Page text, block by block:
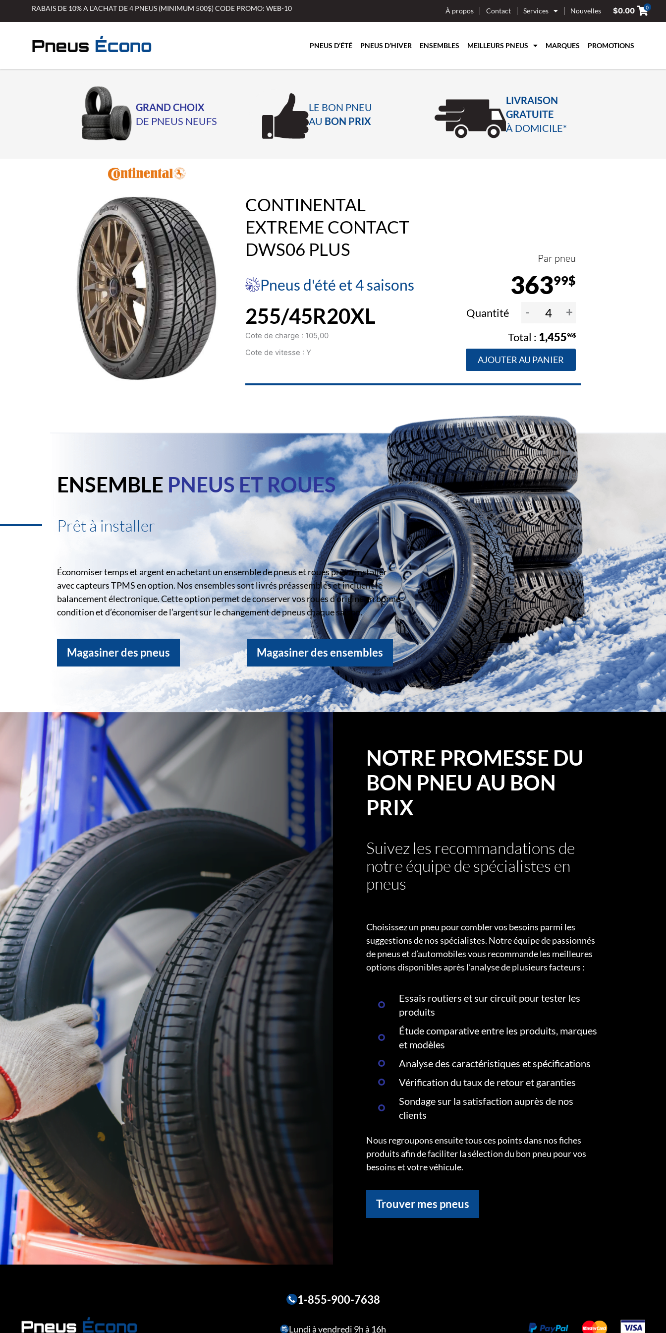
RABAIS DE 10% A L’ACHAT DE 4 PNEUS (MINIMUM 500$) CODE PROMO: WEB-10 À propos Contact Services Nouvelles $0.00 0
PNEUS D’ÉTÉ PNEUS D’HIVER ENSEMBLES MEILLEURS PNEUS MARQUES PROMOTIONS
GRAND CHOIX
DE PNEUS NEUFS
LE BON PNEU
AU BON PRIX
LIVRAISON
GRATUITE
À DOMICILE*
CONTINENTAL
EXTREME CONTACT
DWS06 PLUS
Pneus d'été et 4 saisons
Par pneu
36399$
255/45R20XL
Cote de charge : 105,00
Cote de vitesse : Y
Quantité - +
1,45596$
AJOUTER AU PANIER
ENSEMBLE PNEUS ET ROUES
Prêt à installer
Économiser temps et argent en achetant un ensemble de pneus et roues prêt à installer
avec capteurs TPMS en option. Nos ensembles sont livrés préassemblés et incluent le
balancement électronique. Cette option permet de conserver vos roues d’origine en bonne
condition et d’économiser de l’argent sur le changement de pneus chaque saison.
Magasiner des pneus Magasiner des ensembles
NOTRE PROMESSE DU
BON PNEU AU BON
PRIX
Suivez les recommandations de
notre équipe de spécialistes en
pneus
Choisissez un pneu pour combler vos besoins parmi les
suggestions de nos spécialistes. Notre équipe de passionnés
de pneus et d’automobiles vous recommande les meilleures
options disponibles après l’analyse de plusieurs facteurs :
Essais routiers et sur circuit pour tester les
produits
Étude comparative entre les produits, marques
et modèles
Analyse des caractéristiques et spécifications
Vérification du taux de retour et garanties
Sondage sur la satisfaction auprès de nos
clients
Nous regroupons ensuite tous ces points dans nos fiches
produits afin de faciliter la sélection du bon pneu pour vos
besoins et votre véhicule.
Trouver mes pneus
1-855-900-7638
Lundi à vendredi 9h à 16h